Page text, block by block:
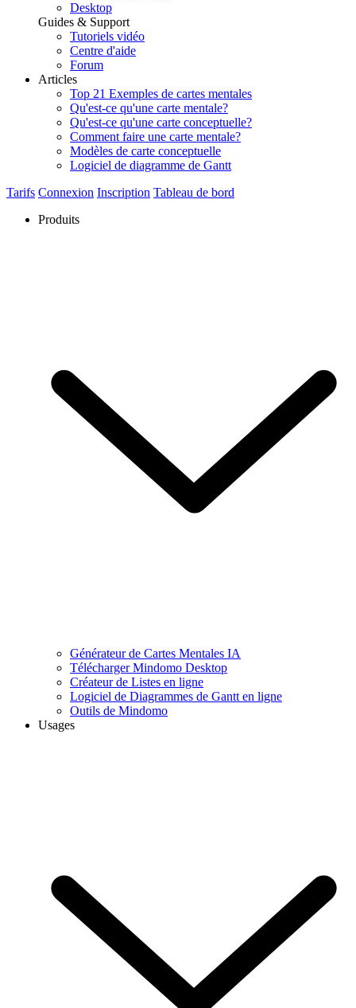
Desktop
Guides & Support
Tutoriels vidéo
Centre d'aide
Forum
Articles
Top 21 Exemples de cartes mentales
Qu'est-ce qu'une carte mentale?
Qu'est-ce qu'une carte conceptuelle?
Comment faire une carte mentale?
Modèles de carte conceptuelle
Logiciel de diagramme de Gantt
Tarifs Connexion Inscription Tableau de bord
Produits
Générateur de Cartes Mentales IA
Télécharger Mindomo Desktop
Créateur de Listes en ligne
Logiciel de Diagrammes de Gantt en ligne
Outils de Mindomo
Usages